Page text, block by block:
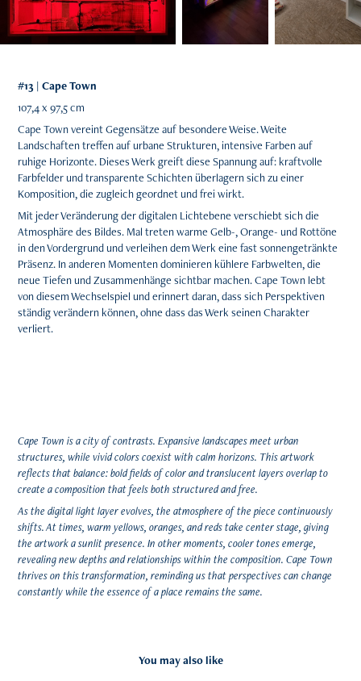
#13 | Cape Town
107,4 x 97,5 cm​​​​​​​​​​​​​​
Cape Town vereint Gegensätze auf besondere Weise. Weite
Landschaften treffen auf urbane Strukturen, intensive Farben auf
ruhige Horizonte. Dieses Werk greift diese Spannung auf: kraftvolle
Farbfelder und transparente Schichten überlagern sich zu einer
Komposition, die zugleich geordnet und frei wirkt.
Mit jeder Veränderung der digitalen Lichtebene verschiebt sich die
Atmosphäre des Bildes. Mal treten warme Gelb-, Orange- und Rottöne
in den Vordergrund und verleihen dem Werk eine fast sonnengetränkte
Präsenz. In anderen Momenten dominieren kühlere Farbwelten, die
neue Tiefen und Zusammenhänge sichtbar machen. Cape Town lebt
von diesem Wechselspiel und erinnert daran, dass sich Perspektiven
ständig verändern können, ohne dass das Werk seinen Charakter
verliert.
Cape Town is a city of contrasts. Expansive landscapes meet urban
structures, while vivid colors coexist with calm horizons. This artwork
reflects that balance: bold fields of color and translucent layers overlap to
create a composition that feels both structured and free.
As the digital light layer evolves, the atmosphere of the piece continuously
shifts. At times, warm yellows, oranges, and reds take center stage, giving
the artwork a sunlit presence. In other moments, cooler tones emerge,
revealing new depths and relationships within the composition. Cape Town
thrives on this transformation, reminding us that perspectives can change
constantly while the essence of a place remains the same.
You may also like